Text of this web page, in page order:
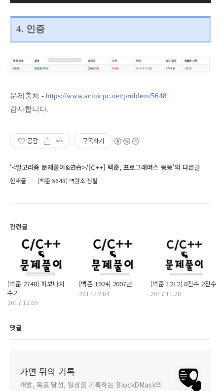
4. 인증
문제출처 - https://www.acmicpc.net/problem/5648
감사합니다.
공감 구독하기
'<알고리즘 문제풀이&연습>/[C++] 백준, 프로그래머스 등등'의 다른글
현재글 [백준 5648] 역원소 정렬
관련글
[백준 2748] 피보나치
수2
2017.12.05
[백준 1924] 2007년
2017.12.04
[백준 1212] 8진수 2진수
2017.11.28
댓글
가면 뒤의 기록
개발, 목표 달성, 일상을 기록하는 BlockDMask의